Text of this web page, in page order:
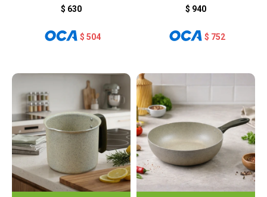
cerámica - BEIGE
$ 630
$ 504
cerámica - BEIGE
$ 940
$ 752